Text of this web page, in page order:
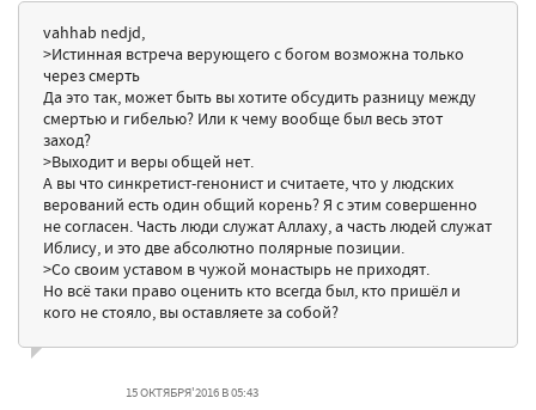
vahhab nedjd,
>Истинная встреча верующего с богом возможна только
через смерть
Да это так, может быть вы хотите обсудить разницу между
смертью и гибелью? Или к чему вообще был весь этот
заход?
>Выходит и веры общей нет.
А вы что синкретист-генонист и считаете, что у людских
верований есть один общий корень? Я с этим совершенно
не согласен. Часть люди служат Аллаху, а часть людей служат
Иблису, и это две абсолютно полярные позиции.
>Со своим уставом в чужой монастырь не приходят.
Но всё таки право оценить кто всегда был, кто пришёл и
кого не стояло, вы оставляете за собой?
15 ОКТЯБРЯ'2016 В 05:43